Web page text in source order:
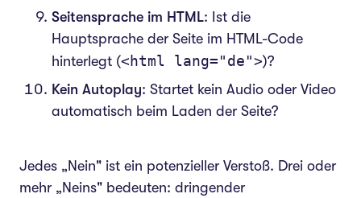
Seitensprache im HTML: Ist die
Hauptsprache der Seite im HTML-Code
hinterlegt (<html lang="de">)?
Kein Autoplay: Startet kein Audio oder Video
automatisch beim Laden der Seite?
Jedes „Nein" ist ein potenzieller Verstoß. Drei oder
mehr „Neins" bedeuten: dringender